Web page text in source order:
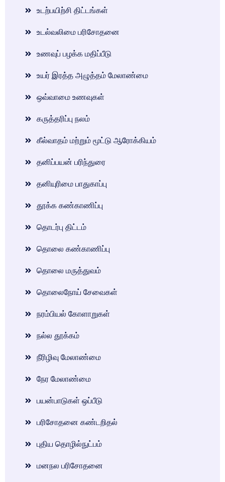
உடற்பயிற்சி திட்டங்கள்
உடல்வலிமை பரிசோதனை
உணவுப் பழக்க மதிப்பீடு
உயர் இரத்த அழுத்தம் மேலாண்மை
ஒவ்வாமை உணவுகள்
கருத்தரிப்பு நலம்
கீல்வாதம் மற்றும் மூட்டு ஆரோக்கியம்
தனிப்பயன் பரிந்துரை
தனியுரிமை பாதுகாப்பு
தூக்க கண்காணிப்பு
தொடர்பு திட்டம்
தொலை கண்காணிப்பு
தொலை மருத்துவம்
தொலைநோய் சேவைகள்
நரம்பியல் கோளாறுகள்
நல்ல தூக்கம்
நீரிழிவு மேலாண்மை
நேர மேலாண்மை
பயன்பாடுகள் ஒப்பீடு
பரிசோதனை கண்டறிதல்
புதிய தொழில்நுட்பம்
மனநல பரிசோதனை